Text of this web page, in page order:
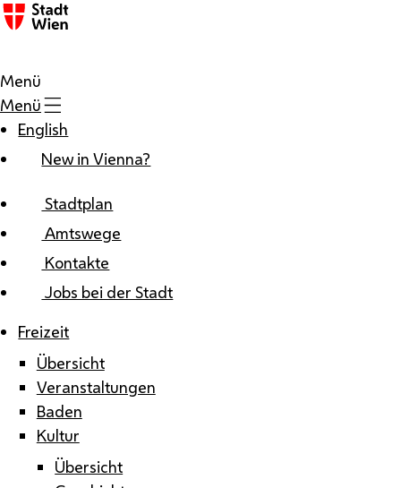
Zum Inhalt
Menü
Menü
English
New in Vienna?
Stadtplan
Amtswege
Kontakte
Jobs bei der Stadt
Freizeit
Übersicht
Veranstaltungen
Baden
Kultur
Übersicht